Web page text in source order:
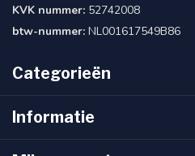
KVK nummer: 52742008
btw-nummer: NL001617549B86
Categorieën
Informatie